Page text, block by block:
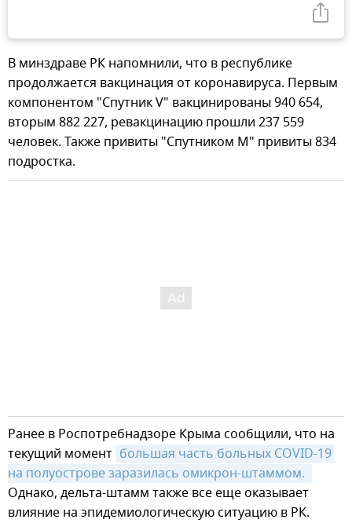
В минздраве РК напомнили, что в республике
продолжается вакцинация от коронавируса. Первым
компонентом "Спутник V" вакцинированы 940 654,
вторым 882 227, ревакцинацию прошли 237 559
человек. Также привиты "Спутником М" привиты 834
подростка.
Ранее в Роспотребнадзоре Крыма сообщили, что на
текущий момент большая часть больных COVID-19
Однако, дельта-штамм также все еще оказывает
влияние на эпидемиологическую ситуацию в РК.